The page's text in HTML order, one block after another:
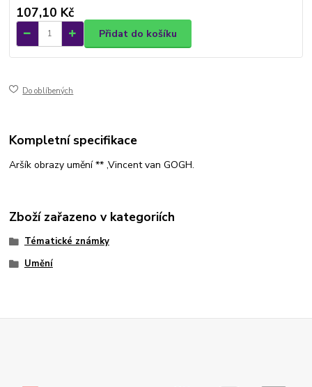
107,10 Kč
Přidat do košíku
Do oblíbených
Kompletní specifikace
Aršík obrazy umění ** ,Vincent van GOGH.
Zboží zařazeno v kategoriích
Tématické známky
Umění